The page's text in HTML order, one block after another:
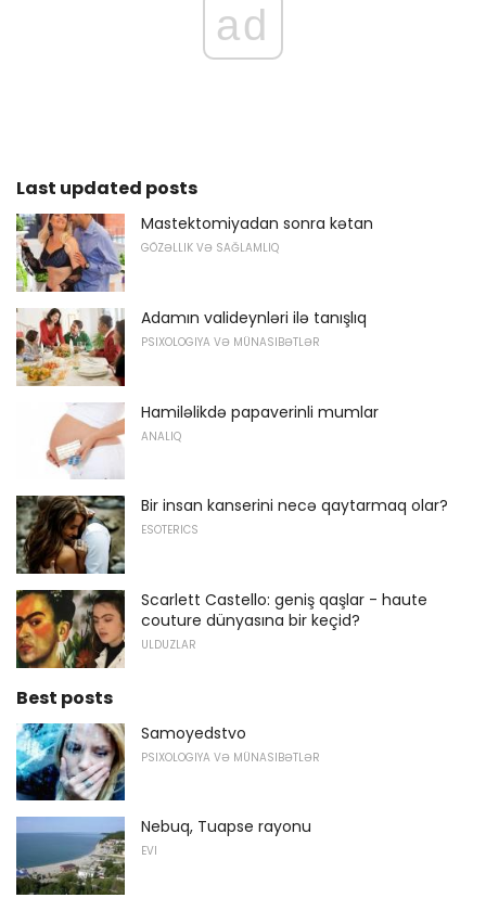
ad
Last updated posts
Mastektomiyadan sonra kətan
GÖZƏLLIK VƏ SAĞLAMLIQ
Adamın valideynləri ilə tanışlıq
PSIXOLOGIYA VƏ MÜNASIBƏTLƏR
Hamiləlikdə papaverinli mumlar
ANALIQ
Bir insan kanserini necə qaytarmaq olar?
ESOTERICS
Scarlett Castello: geniş qaşlar - haute
couture dünyasına bir keçid?
ULDUZLAR
Best posts
Samoyedstvo
PSIXOLOGIYA VƏ MÜNASIBƏTLƏR
Nebuq, Tuapse rayonu
EVI